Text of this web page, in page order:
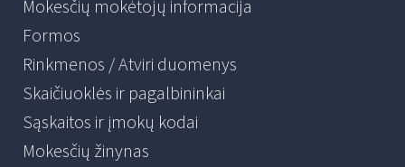
Mokesčių mokėtojų informacija
Formos
Rinkmenos / Atviri duomenys
Skaičiuoklės ir pagalbininkai
Sąskaitos ir įmokų kodai
Mokesčių žinynas